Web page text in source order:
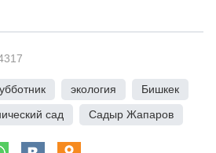
экология Бишкек
сад Садыр Жапаров